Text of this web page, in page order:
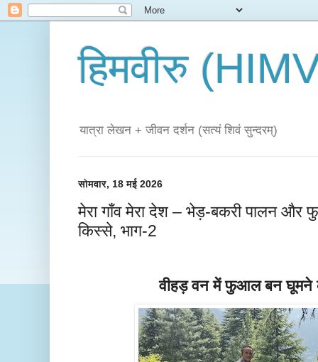
हिमवीरु
यात्रा लेखन + जीवन दर्शन (सत्यं शिवं सुन्दरम्)
सोमवार, 18 मई 2026
मेरा गाँव मेरा देश – भेड़-बकरी पालन और
किस्से, भाग-2
वीहड़ वन में फुआल बन घूमने